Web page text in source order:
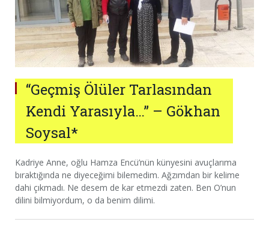
“Geçmiş Ölüler Tarlasından
Kendi Yarasıyla…” – Gökhan
Soysal*
Kadriye Anne, oğlu Hamza Encü’nün künyesini avuçlarıma
bıraktığında ne diyeceğimi bilemedim. Ağzımdan bir kelime
dahi çıkmadı. Ne desem de kar etmezdi zaten. Ben O’nun
dilini bilmiyordum, o da benim dilimi.